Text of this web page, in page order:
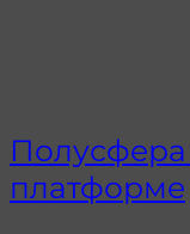
платформе